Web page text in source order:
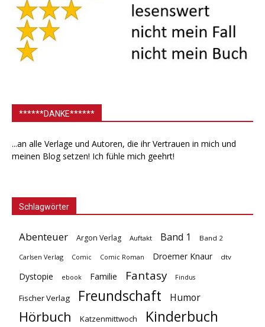
******DANKE******
...an alle Verlage und Autoren, die ihr Vertrauen in mich und
meinen Blog setzen! Ich fühle mich geehrt!
Schlagwörter
Abenteuer Argon Verlag Auftakt Band 1 Band 2
Carlsen Verlag Comic Comic Roman Droemer Knaur dtv
Dystopie ebook Familie Fantasy Findus
Fischer Verlag Freundschaft Humor
Hörbuch Katzenmittwoch Kinderbuch